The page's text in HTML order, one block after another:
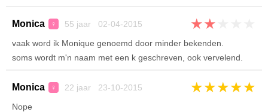
Monica ♀ 55 jaar 02-04-2015 ★★
vaak word ik Monique genoemd door minder bekenden.
soms wordt m'n naam met een k geschreven, ook vervelend.
Monica ♀ 22 jaar 23-10-2015 ★★★★★
Nope